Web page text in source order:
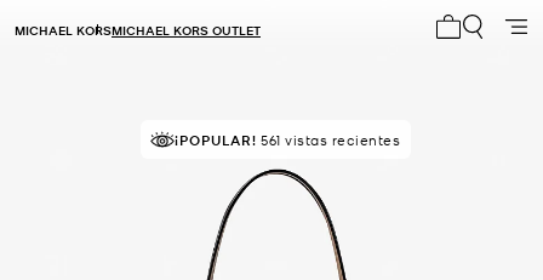
MICHAEL KORSMICHAEL KORS OUTLET
¡SOLICITADOS!6 vendidos
¡POPULAR! 561 vistas recientes